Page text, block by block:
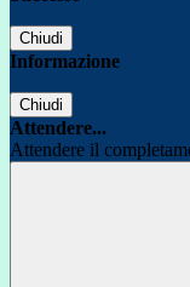
Chiudi
Informazione
Chiudi
Attendere...
Attendere il